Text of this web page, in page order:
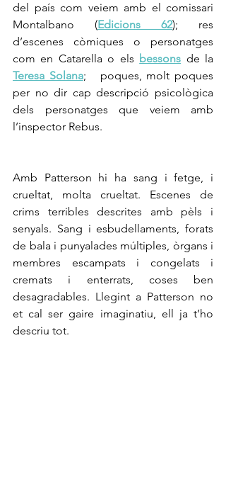
del país com veiem amb el comissari
Montalbano (Edicions 62); res
d’escenes còmiques o personatges
com en Catarella o els bessons
Teresa Solana;   poques, molt poques
per no dir cap descripció psicològica
dels personatges que veiem amb
l’inspector Rebus.
Amb Patterson hi ha sang i fetge, i
crueltat, molta crueltat. Escenes de
crims terribles descrites amb pèls i
senyals. Sang i esbudellaments, forats
de bala i punyalades múltiples, òrgans i
membres escampats i congelats i
cremats i enterrats, coses ben
desagradables. Llegint a Patterson no
et cal ser gaire imaginatiu, ell ja t’ho
descriu tot.